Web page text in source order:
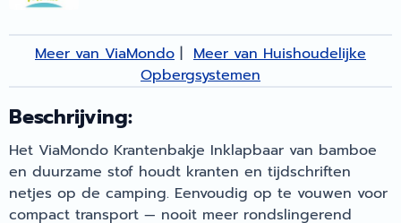
Meer van ViaMondo | Meer van Huishoudelijke
Opbergsystemen
Beschrijving:
Het ViaMondo Krantenbakje Inklapbaar van bamboe
en duurzame stof houdt kranten en tijdschriften
netjes op de camping. Eenvoudig op te vouwen voor
compact transport — nooit meer rondslingerend